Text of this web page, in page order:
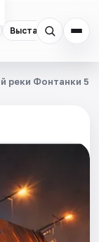
Выставки
реки Фонтанки 53